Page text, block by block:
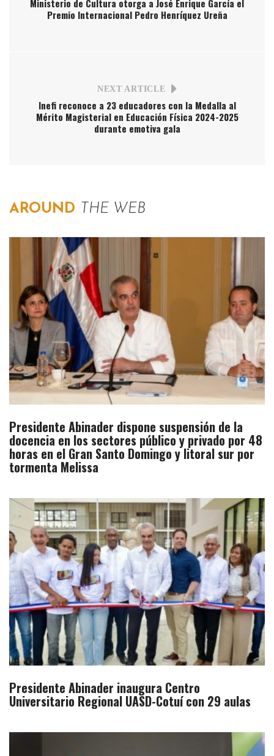
Ministerio de Cultura otorga a José Enrique García el
Premio Internacional Pedro Henríquez Ureña
NEXT ARTICLE
Inefi reconoce a 23 educadores con la Medalla al
Mérito Magisterial en Educación Física 2024-2025
durante emotiva gala
AROUND THE WEB
Presidente Abinader dispone suspensión de la
docencia en los sectores público y privado por 48
horas en el Gran Santo Domingo y litoral sur por
tormenta Melissa
Presidente Abinader inaugura Centro
Universitario Regional UASD-Cotuí con 29 aulas